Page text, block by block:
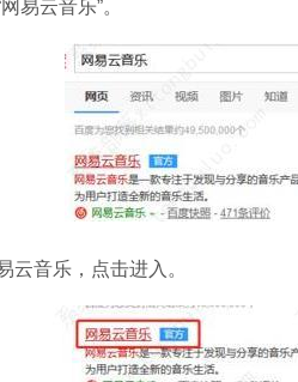
云音乐”。
音乐，点击进入。